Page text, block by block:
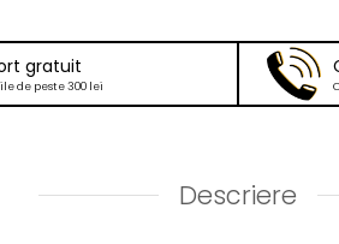
gratuit
de peste 300 lei
Descriere